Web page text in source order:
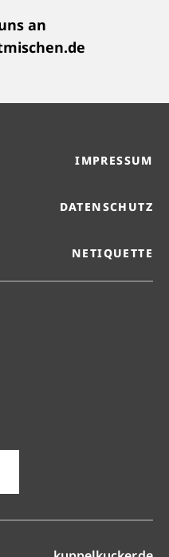
an
IMPRESSUM
DATENSCHUTZ
NETIQUETTE